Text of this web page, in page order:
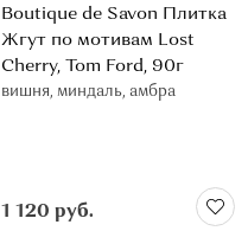
Boutique de Savon Плитка
Жгут по мотивам Lost
Cherry, Tom Ford, 90г
вишня, миндаль, амбра
1 120 руб.